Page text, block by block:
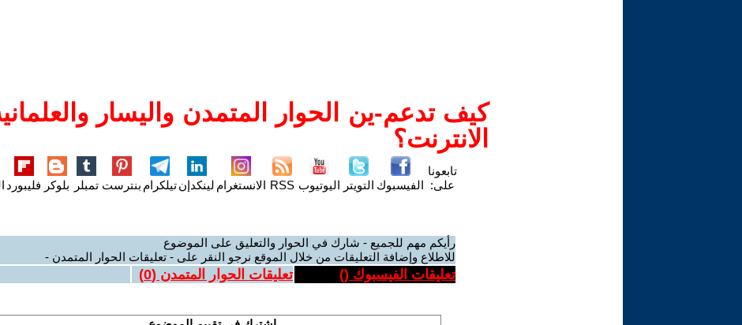
كيف تدعم-ين الحوار المتمدن واليسار
الانترنت؟
تابعونا
على: الفيسبوك التويتر اليوتيوب RSS الانستغرام لينكدإنتيلكرام بنترست تمبلر بلوكر فليبورد
رأيكم مهم للجميع - شارك في الحوار والتعليق على الموضوع
للاطلاع وإضافة التعليقات من خلال الموقع نرجو النقر على - تعليقات الحوار المتمدن -
تعليقات الفيسبوك () تعليقات الحوار المتمدن (0
)